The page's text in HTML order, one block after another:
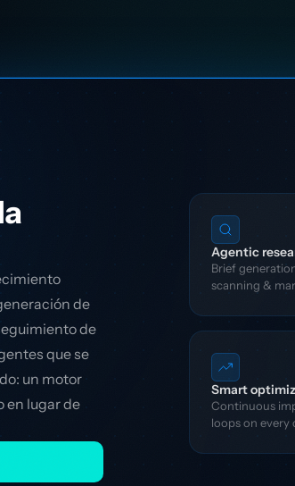
de
de
que se
un motor
en lugar de
Agentic
Brief
scanning &
Smart
Continuous
loops on every